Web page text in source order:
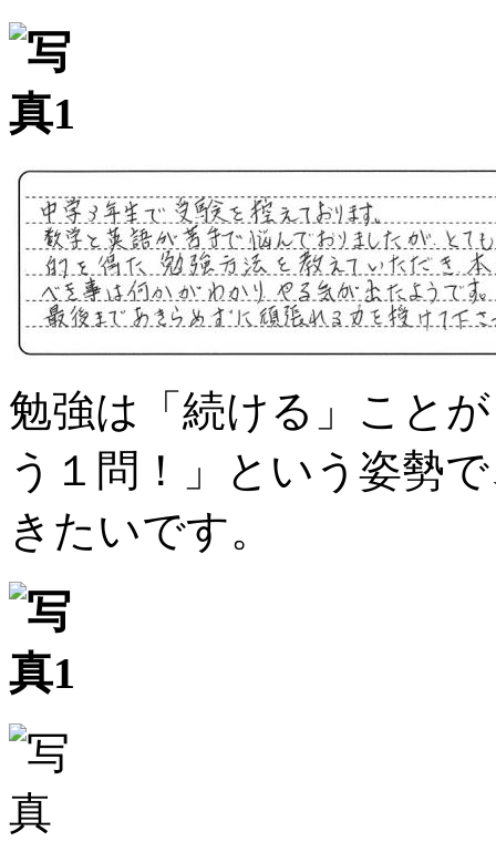
勉強は「続ける」こと
う１問！」という姿勢
きたいです。